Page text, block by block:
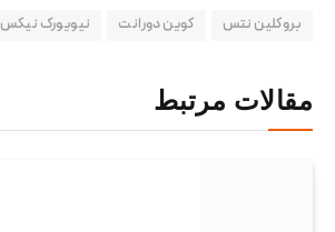
بروکلین نتس کوین دورانت نیویورک نیکس
مقالات مرتبط